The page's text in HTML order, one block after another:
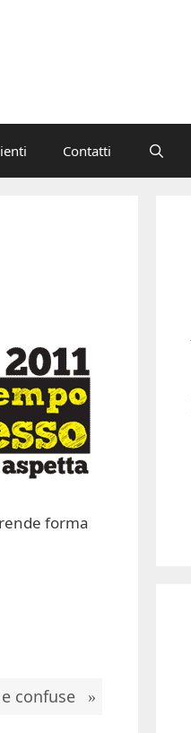
Contatti
forma
confuse